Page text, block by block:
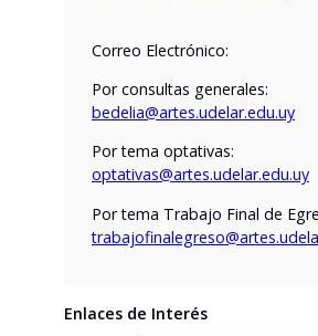
Correo Electrónico:
Por consultas generales:
bedelia@artes.udelar.edu.uy
Por tema optativas:
optativas@artes.udelar.edu.uy
Por tema Trabajo Final de
Enlaces de Interés